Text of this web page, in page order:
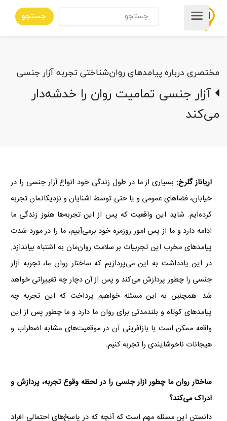
جستجو
مختصری درباره پیامدهای روان‌شناختی تجربه آزار جنسی
آزار جنسی تمامیت روان را خدشه‌دار
می‌کند
آریاناز گلرخ: بسیاری از ما در طول زندگی خود انواع آزار جنسی را در
خیابان، فضاهای عمومی و یا حتی توسط آشنایان و نزدیکانمان تجربه
کرده‌ایم. شاید این واقعیت که پس از این تجربه‌ها هنوز زندگی ما
ادامه دارد و ما از پس امور روزمره خود برمی‌آییم، ما را در مورد شدت
پیامدهای مخرب این تجربیات بر سلامت روان‌مان به اشتباه بیاندازد.
در این یادداشت به این می‌پردازیم که ساختار روان ما، تجربه آزار
جنسی را چطور پردازش می‌کند و پس از آن دچار چه تغییراتی خواهد
شد. همچنین به این مسئله خواهیم پرداخت که این تجربه چه
پیامدهای کوتاه و بلندمدتی برای روان ما دارد و ما چطور پس از این
واقعه ممکن است با بازآفرینی آن در موقعیت‌های مشابه اضطراب و
هیجانات ناخوشایندی را تجربه کنیم.
ساختار روان ما چطور آزار جنسی را در لحظه وقوع تجربه، پردازش و
ادراک می‌کند؟
دانستن این مسئله مهم است که آنچه که در پاسخ‌های احتمالی افراد